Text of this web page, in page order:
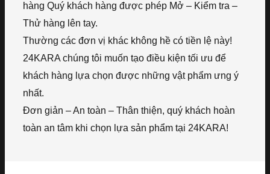
hàng Quý khách hàng được phép Mở – Kiểm tra –
Thử hàng lên tay.
Thường các đơn vị khác không hề có tiền lệ này!
24KARA chúng tôi muốn tạo điều kiện tối ưu để
khách hàng lựa chọn được những vật phẩm ưng ý
nhất.
Đơn giản – An toàn – Thân thiện, quý khách hoàn
toàn an tâm khi chọn lựa sản phẩm tại 24KARA!